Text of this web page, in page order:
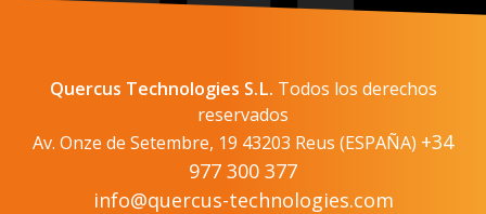
Quercus Technologies S.L. Todos los derechos
reservados
Av. Onze de Setembre, 19 43203 Reus (ESPAÑA) +34
977 300 377
info@quercus-technologies.com